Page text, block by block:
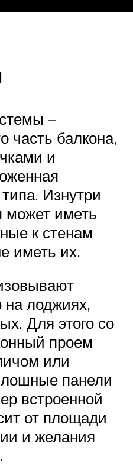
–
часть балкона,
и
Изнутри
может иметь
к стенам
иметь их.
лоджиях,
Для этого со
проем
или
панели
встроенной
от площади
и желания